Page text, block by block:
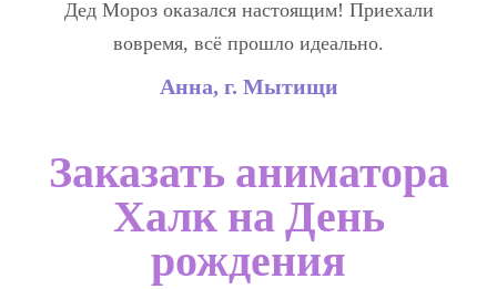
Дед Мороз оказался настоящим! Приехали
вовремя, всё прошло идеально.
Анна, г. Мытищи
Заказать аниматора
Халк на День
рождения